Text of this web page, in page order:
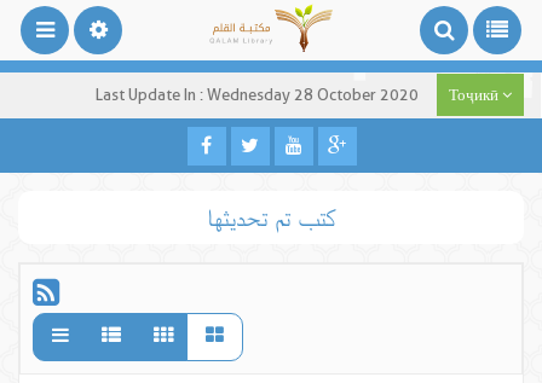
Last Update In : Wednesday 28 October 2020 Тоҷикӣ
كتب تم تحديثها